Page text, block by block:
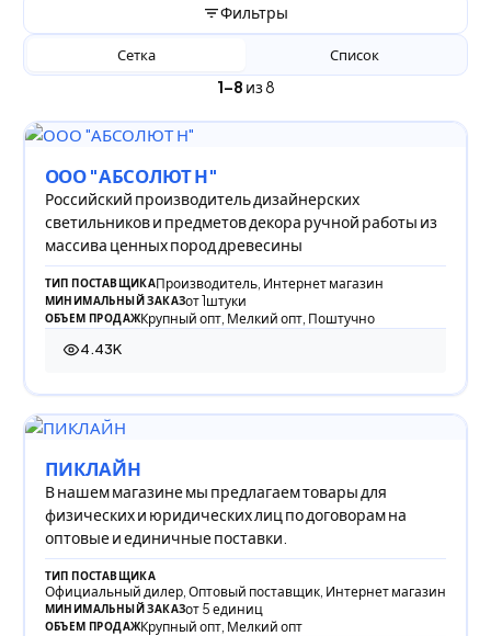
Фильтры
1–8 из 8
Сетка Список
ООО "АБСОЛЮТ Н"
Российский производитель дизайнерских
светильников и предметов декора ручной работы из
массива ценных пород древесины
ТИП ПОСТАВЩИКАПроизводитель, Интернет магазин
МИНИМАЛЬНЫЙ ЗАКАЗот 1штуки
ОБЪЕМ ПРОДАЖКрупный опт, Мелкий опт, Поштучно
4.43K
4 431 просмотр
ПИКЛАЙН
В нашем магазине мы предлагаем товары для
физических и юридических лиц по договорам на
оптовые и единичные поставки.
ТИП ПОСТАВЩИКА
Официальный дилер, Оптовый поставщик, Интернет магазин
МИНИМАЛЬНЫЙ ЗАКАЗот 5 единиц
ОБЪЕМ ПРОДАЖКрупный опт, Мелкий опт